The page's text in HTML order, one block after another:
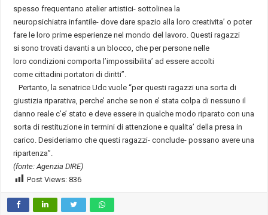
spesso frequentano atelier artistici- sottolinea la
neuropsichiatra infantile- dove dare spazio alla loro creativita’ o poter
fare le loro prime esperienze nel mondo del lavoro. Questi ragazzi
si sono trovati davanti a un blocco, che per persone nelle
loro condizioni comporta l’impossibilita’ ad essere accolti
come cittadini portatori di diritti”.
Pertanto, la senatrice Udc vuole “per questi ragazzi una sorta di
giustizia riparativa, perche’ anche se non e’ stata colpa di nessuno il
danno reale c’e’ stato e deve essere in qualche modo riparato con una
sorta di restituzione in termini di attenzione e qualita’ della presa in
carico. Desideriamo che questi ragazzi- conclude- possano avere una
ripartenza”.
(fonte: Agenzia DIRE)
Post Views: 836